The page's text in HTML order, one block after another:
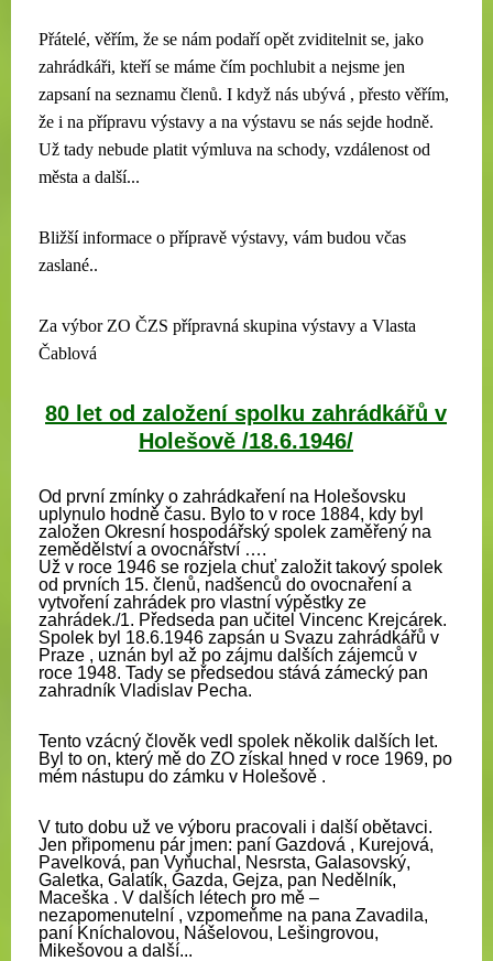
Přátelé, věřím, že se nám podaří opět zviditelnit se, jako
zahrádkáři, kteří se máme čím pochlubit a nejsme jen
zapsaní na seznamu členů. I když nás ubývá , přesto věřím,
že i na přípravu výstavy a na výstavu se nás sejde hodně.
Už tady nebude platit výmluva na schody, vzdálenost od
města a další...
Bližší informace o přípravě výstavy, vám budou včas
zaslané..
Za výbor ZO ČZS přípravná skupina výstavy a Vlasta
Čablová
80 let od založení spolku zahrádkářů v
Holešově /18.6.1946/
Od první zmínky o zahrádkaření na Holešovsku
uplynulo hodně času. Bylo to v roce 1884, kdy byl
založen Okresní hospodářský spolek zaměřený na
zemědělství a ovocnářství ….
Už v roce 1946 se rozjela chuť založit takový spolek
od prvních 15. členů, nadšenců do ovocnaření a
vytvoření zahrádek pro vlastní výpěstky ze
zahrádek./1. Předseda pan učitel Vincenc Krejcárek.
Spolek byl 18.6.1946 zapsán u Svazu zahrádkářů v
Praze , uznán byl až po zájmu dalších zájemců v
roce 1948. Tady se předsedou stává zámecký pan
zahradník Vladislav Pecha.
Tento vzácný člověk vedl spolek několik dalších let.
Byl to on, který mě do ZO získal hned v roce 1969, po
mém nástupu do zámku v Holešově .
V tuto dobu už ve výboru pracovali i další obětavci.
Jen připomenu pár jmen: paní Gazdová , Kurejová,
Pavelková, pan Vyňuchal, Nesrsta, Galasovský,
Galetka, Galatík, Gazda, Gejza, pan Nedělník,
Maceška . V dalších létech pro mě –
nezapomenutelní , vzpomeňme na pana Zavadila,
paní Kníchalovou, Nášelovou, Lešingrovou,
Mikešovou a další...